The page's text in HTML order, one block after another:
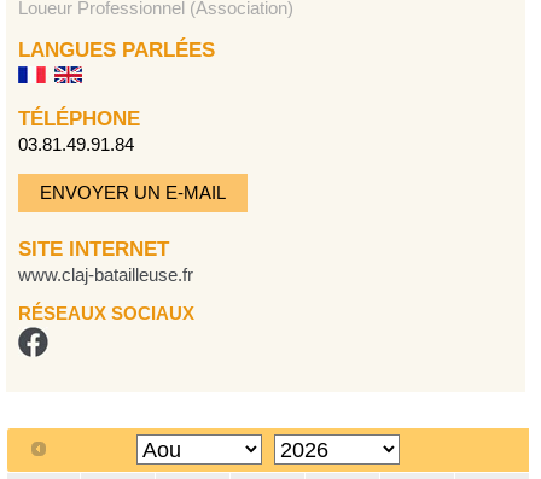
Loueur Professionnel (Association)
LANGUES PARLÉES
TÉLÉPHONE
03.81.49.91.84
ENVOYER UN E-MAIL
SITE INTERNET
www.claj-batailleuse.fr
RÉSEAUX SOCIAUX